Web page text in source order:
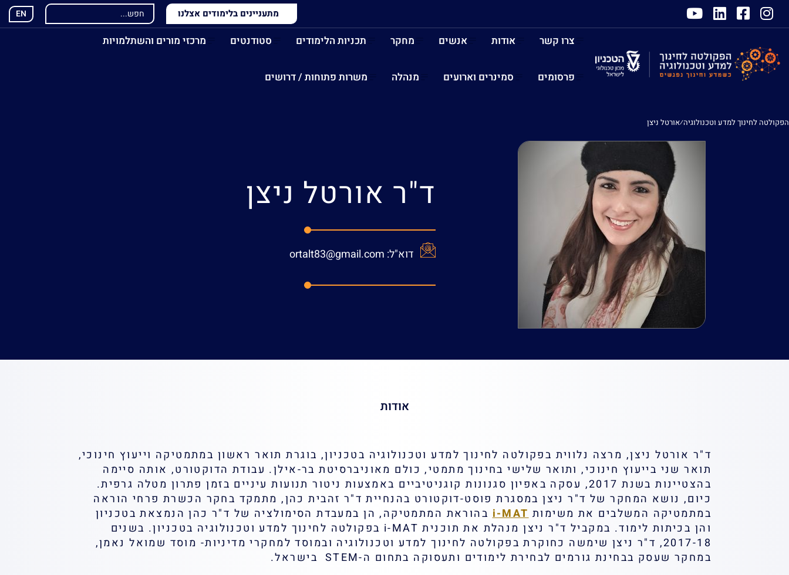
מתעניינים בלימודים אצלנו EN
צרו קשר אודות אנשים מחקר תכניות הלימודים סטודנטים מרכזי מורים והשתלמויות
פרסומים סמינרים וארועים מנהלה משרות פתוחות / דרושים
הפקולטה לחינוך למדע וטכנולוגיה⁄אורטל ניצן
ד"ר אורטל ניצן
אודות
ד"ר אורטל ניצן, מרצה נלווית בפקולטה לחינוך למדע וטכנולוגיה בטכניון, בוגרת תואר ראשון במתמטיקה וייעוץ חינוכי,
תואר שני בייעוץ חינוכי, ותואר שלישי בחינוך מתמטי, כולם מאוניברסיטת בר-אילן. עבודת הדוקטורט, אותה סיימה
בהצטיינות בשנת 2017, עסקה באפיון סגנונות קוגניטיביים באמצעות ניטור תנועות עיניים בזמן פתרון מטלה גרפית.
כיום, נושא המחקר של ד"ר ניצן במסגרת פוסט-דוקטורט בהנחיית ד"ר זהבית כהן, מתמקד בחקר הכשרת פרחי הוראה
במתמטיקה המשלבים את משימותi-MATבהוראת המתמטיקה, הן במעבדת הסימולציה של ד"ר כהן הנמצאת בטכניון
והן בכיתות לימוד. במקביל ד"ר ניצן מנהלת את תוכנית i-MAT בפקולטה לחינוך למדע וטכנולוגיה בטכניון. בשנים
2017-18, ד"ר ניצן שימשה כחוקרת בפקולטה לחינוך למדע וטכנולוגיה ובמוסד למחקרי מדיניות- מוסד שמואל נאמן,
במחקר שעסק בבחינת גורמים לבחירת לימודים ותעסוקה בתחום ה-STEM בישראל.